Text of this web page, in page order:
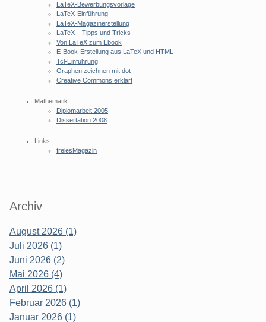
LaTeX-Bewerbungsvorlage
LaTeX-Einführung
LaTeX-Magazinerstellung
LaTeX – Tipps und Tricks
Von LaTeX zum Ebook
E-Book-Erstellung aus LaTeX und HTML
Tcl-Einführung
Graphen zeichnen mit dot
Creative Commons erklärt
Mathematik
Diplomarbeit 2005
Dissertation 2008
Links
freiesMagazin
Archiv
August 2026 (1)
Juli 2026 (1)
Juni 2026 (2)
Mai 2026 (4)
April 2026 (1)
Februar 2026 (1)
Januar 2026 (1)